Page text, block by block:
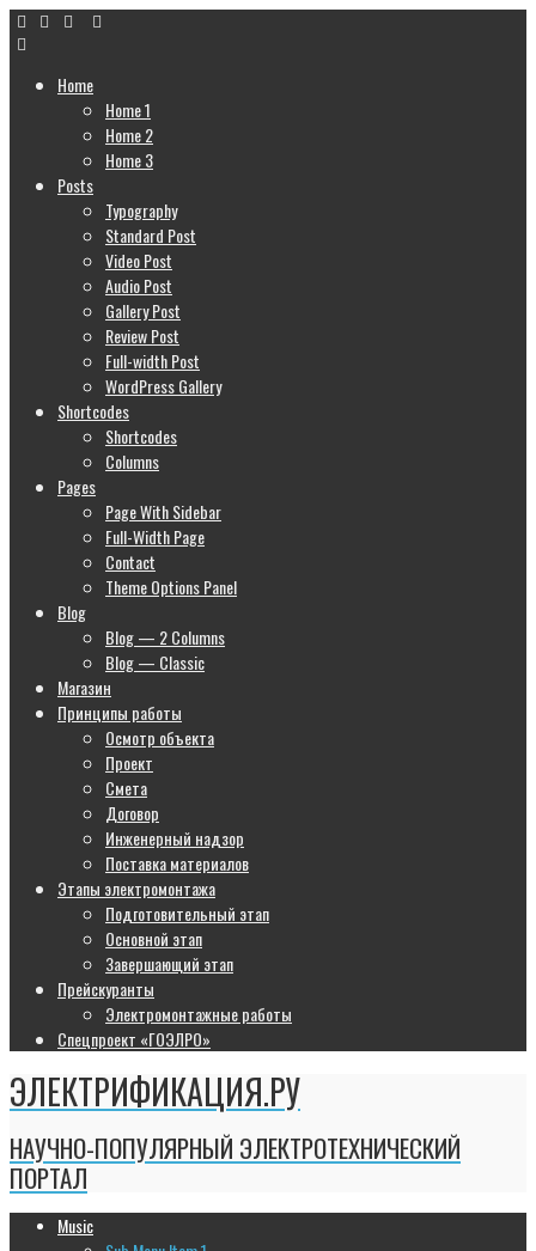
Home
Home 1
Home 2
Home 3
Posts
Typography
Standard Post
Video Post
Audio Post
Gallery Post
Review Post
Full-width Post
WordPress Gallery
Shortcodes
Shortcodes
Columns
Pages
Page With Sidebar
Full-Width Page
Contact
Theme Options Panel
Blog
Blog — 2 Columns
Blog — Classic
Магазин
Принципы работы
Осмотр объекта
Проект
Смета
Договор
Инженерный надзор
Поставка материалов
Этапы электромонтажа
Подготовительный этап
Основной этап
Завершающий этап
Прейскуранты
Электромонтажные работы
Спецпроект «ГОЭЛРО»
ЭЛЕКТРИФИКАЦИЯ.РУ
НАУЧНО-ПОПУЛЯРНЫЙ ЭЛЕКТРОТЕХНИЧЕСКИЙ
ПОРТАЛ
Music